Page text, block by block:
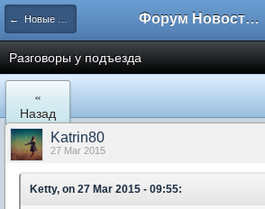
← Новые Водники Форум Новостройки
Разговоры у подъезда
«
Назад
Katrin80
27 Mar 2015
Ketty, on 27 Mar 2015 - 09:55: